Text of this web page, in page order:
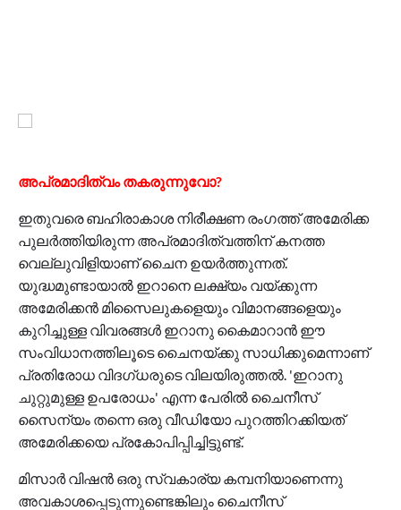
അപ്രമാദിത്വം തകരുന്നുവോ?
ഇതുവരെ ബഹിരാകാശ നിരീക്ഷണ രംഗത്ത് അമേരിക്ക
പുലര്‍ത്തിയിരുന്ന അപ്രമാദിത്വത്തിന് കനത്ത
വെല്ലുവിളിയാണ് ചൈന ഉയര്‍ത്തുന്നത്.
യുദ്ധമുണ്ടായാല്‍ ഇറാനെ ലക്ഷ്യം വയ്ക്കുന്ന
അമേരിക്കന്‍ മിസൈലുകളെയും വിമാനങ്ങളെയും
കുറിച്ചുള്ള വിവരങ്ങള്‍ ഇറാനു കൈമാറാന്‍ ഈ
സംവിധാനത്തിലൂടെ ചൈനയ്ക്കു സാധിക്കുമെന്നാണ്
പ്രതിരോധ വിദഗ്ധരുടെ വിലയിരുത്തല്‍. 'ഇറാനു
ചുറ്റുമുള്ള ഉപരോധം' എന്ന പേരില്‍ ചൈനീസ്
സൈന്യം തന്നെ ഒരു വീഡിയോ പുറത്തിറക്കിയത്
അമേരിക്കയെ പ്രകോപിപ്പിച്ചിട്ടുണ്ട്.
മിസാര്‍ വിഷന്‍ ഒരു സ്വകാര്യ കമ്പനിയാണെന്നു
അവകാശപ്പെടുന്നുണ്ടെങ്കിലും ചൈനീസ്